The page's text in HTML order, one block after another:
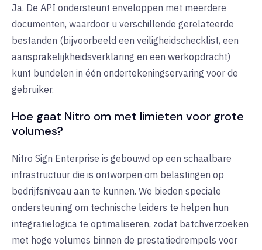
Ja. De API ondersteunt enveloppen met meerdere
documenten, waardoor u verschillende gerelateerde
bestanden (bijvoorbeeld een veiligheidschecklist, een
aansprakelijkheidsverklaring en een werkopdracht)
kunt bundelen in één ondertekeningservaring voor de
gebruiker.
Hoe gaat Nitro om met limieten voor grote
volumes?
Nitro Sign Enterprise is gebouwd op een schaalbare
infrastructuur die is ontworpen om belastingen op
bedrijfsniveau aan te kunnen. We bieden speciale
ondersteuning om technische leiders te helpen hun
integratielogica te optimaliseren, zodat batchverzoeken
met hoge volumes binnen de prestatiedrempels voor